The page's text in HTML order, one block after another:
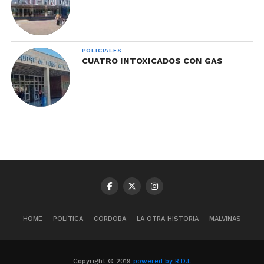
POLICIALES
CUATRO INTOXICADOS CON GAS
HOME POLÍTICA CÓRDOBA LA OTRA HISTORIA MALVINAS
Copyright © 2019 powered by R.D.L